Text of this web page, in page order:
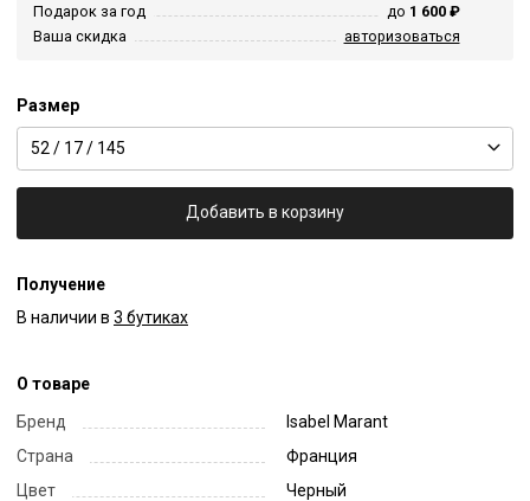
Подарок за год
до 1 600 ₽
Ваша скидка
авторизоваться
Размер
52 / 17 / 145
Добавить в корзину
Получение
В наличии в 3 бутиках
О товаре
Бренд
Isabel Marant
Страна
Франция
Цвет
Черный